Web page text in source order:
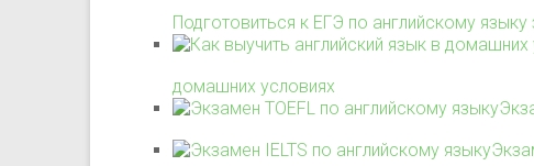
Подготовиться к ЕГЭ по английскому языку
домашних условиях